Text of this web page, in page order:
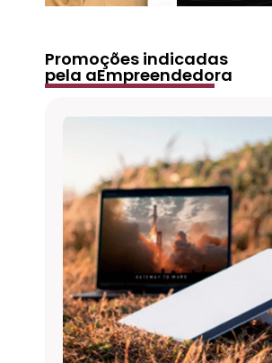
Promoções indicadas
pela aEmpreendedora